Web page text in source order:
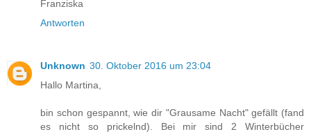
Franziska
Antworten
Unknown 30. Oktober 2016 um 23:04
Hallo Martina,
bin schon gespannt, wie dir "Grausame Nacht" gefällt (fand
es nicht so prickelnd). Bei mir sind 2 Winterbücher